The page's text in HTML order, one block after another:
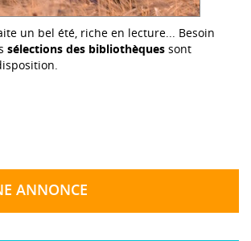
un bel été, riche en lecture... Besoin
sélections des bibliothèques sont
ANNONCE